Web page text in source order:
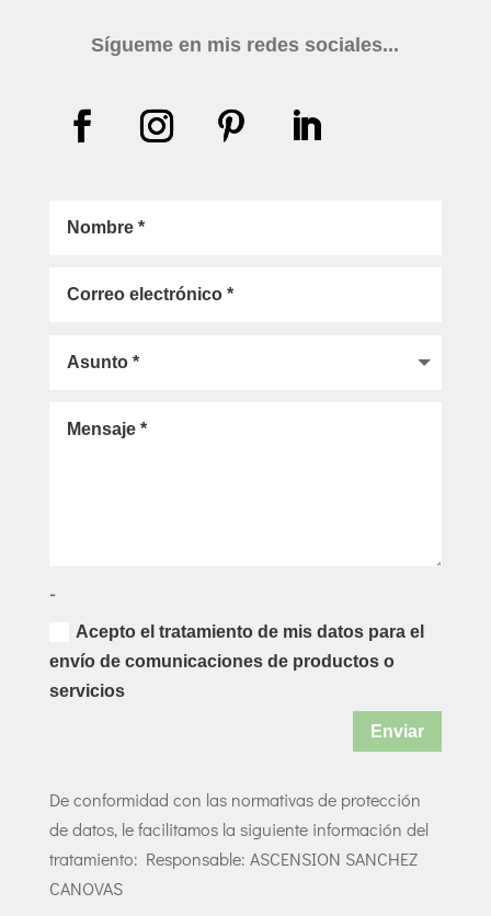
Sígueme en mis redes sociales...
-
Acepto el tratamiento de mis datos para el
envío de comunicaciones de productos o
servicios
Enviar
De conformidad con las normativas de protección
de datos, le facilitamos la siguiente información del
tratamiento: Responsable: ASCENSION SANCHEZ
CANOVAS